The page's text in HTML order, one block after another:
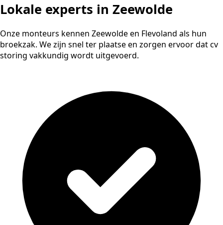
Lokale experts in Zeewolde
Onze monteurs kennen Zeewolde en Flevoland als hun
broekzak. We zijn snel ter plaatse en zorgen ervoor dat cv
storing vakkundig wordt uitgevoerd.